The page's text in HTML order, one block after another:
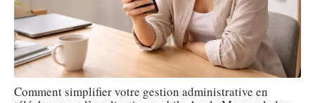
Comment simplifier votre gestion administrative en